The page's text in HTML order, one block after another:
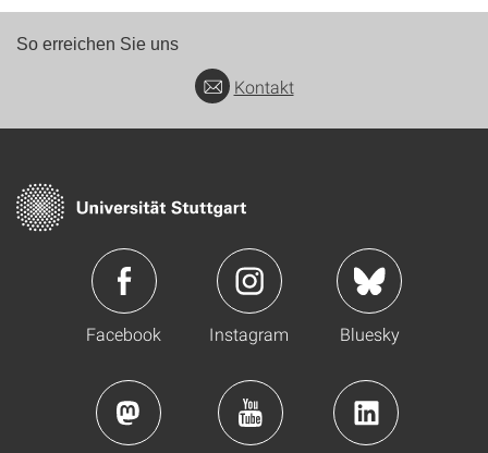
So erreichen Sie uns
Kontakt
Facebook Instagram Bluesky